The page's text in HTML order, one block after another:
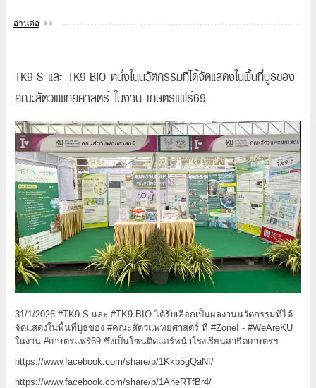
อ่านต่อ
TK9-S และ TK9-BIO หนึ่งในนวัตกรรมที่ได้จัดแสดงในพื้นที่บูธของ
คณะสัตวแพทยศาสตร์ ในงาน เกษตรแฟร์69
31/1/2026 #TK9-S และ #TK9-BIO ได้รับเลือกเป็นผลงานนวัตกรรมที่ได้
จัดแสดงในพื้นที่บูธของ #คณะสัตวแพทยศาสตร์ ที่ #ZoneI - #WeAreKU
ในงาน #เกษตรแฟร์69 ซึ่งเป็นโซนติดแอร์หน้าโรงเรียนสาธิตเกษตรฯ
https://www.facebook.com/share/p/1Kkb5gQaNf/
https://www.facebook.com/share/p/1AheRTfBr4/